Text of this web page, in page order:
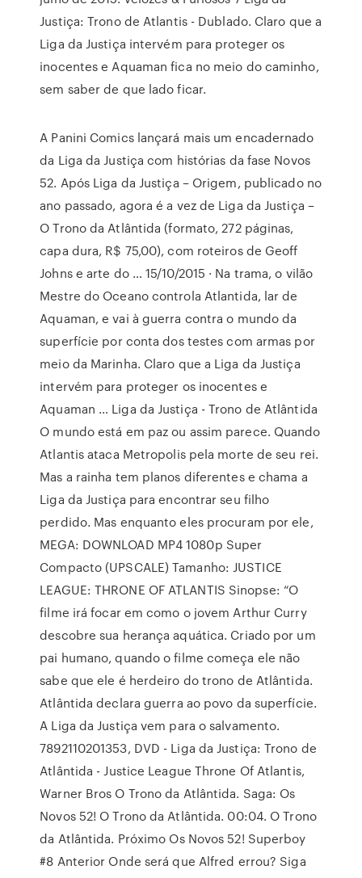
Justiça: Trono de Atlantis - Dublado. Claro que a
Liga da Justiça intervém para proteger os
inocentes e Aquaman fica no meio do caminho,
sem saber de que lado ficar.
A Panini Comics lançará mais um encadernado
da Liga da Justiça com histórias da fase Novos
52. Após Liga da Justiça – Origem, publicado no
ano passado, agora é a vez de Liga da Justiça –
O Trono da Atlântida (formato, 272 páginas,
capa dura, R$ 75,00), com roteiros de Geoff
Johns e arte do … 15/10/2015 · Na trama, o vilão
Mestre do Oceano controla Atlantida, lar de
Aquaman, e vai à guerra contra o mundo da
superfície por conta dos testes com armas por
meio da Marinha. Claro que a Liga da Justiça
intervém para proteger os inocentes e
Aquaman … Liga da Justiça - Trono de Atlântida
O mundo está em paz ou assim parece. Quando
Atlantis ataca Metropolis pela morte de seu rei.
Mas a rainha tem planos diferentes e chama a
Liga da Justiça para encontrar seu filho
perdido. Mas enquanto eles procuram por ele,
MEGA: DOWNLOAD MP4 1080p Super
Compacto (UPSCALE) Tamanho: JUSTICE
LEAGUE: THRONE OF ATLANTIS Sinopse: “O
filme irá focar em como o jovem Arthur Curry
descobre sua herança aquática. Criado por um
pai humano, quando o filme começa ele não
sabe que ele é herdeiro do trono de Atlântida.
Atlântida declara guerra ao povo da superfície.
A Liga da Justiça vem para o salvamento.
7892110201353, DVD - Liga da Justiça: Trono de
Atlântida - Justice League Throne Of Atlantis,
Warner Bros O Trono da Atlântida. Saga: Os
Novos 52! O Trono da Atlântida. 00:04. O Trono
da Atlântida. Próximo Os Novos 52! Superboy
#8 Anterior Onde será que Alfred errou? Siga